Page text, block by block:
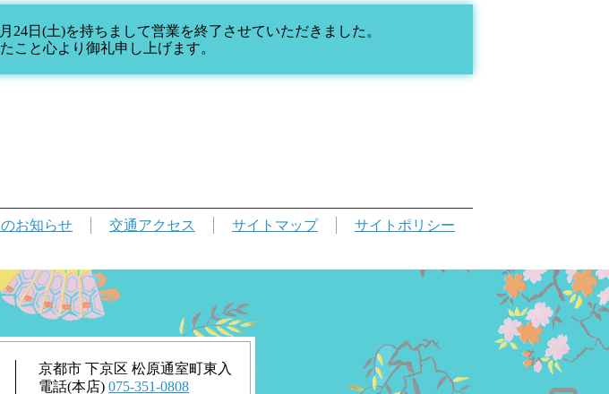
日(土)を持ちまして営業を終了させていただきました。
こと心より御礼申し上げます。
お知らせ 交通アクセス サイトマップ サイトポリシー
京都市 下京区 松原通室町東入
電話(本店) 075-351-0808